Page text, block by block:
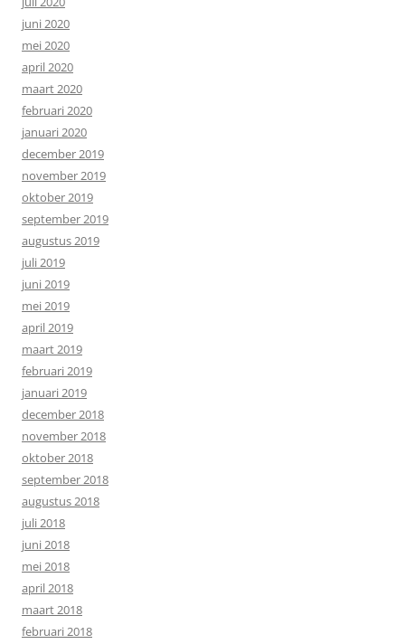
juni 2020
mei 2020
april 2020
maart 2020
februari 2020
januari 2020
december 2019
november 2019
oktober 2019
september 2019
augustus 2019
juli 2019
juni 2019
mei 2019
april 2019
maart 2019
februari 2019
januari 2019
december 2018
november 2018
oktober 2018
september 2018
augustus 2018
juli 2018
juni 2018
mei 2018
april 2018
maart 2018
februari 2018